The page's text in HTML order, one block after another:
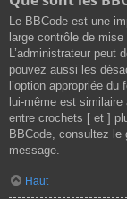
Le BBCode est une
large contrôle de
L’administrateur peut
pouvez aussi les
l’option appropriée
lui-même est
entre crochets [ et ]
BBCode, consultez le
message.
Haut